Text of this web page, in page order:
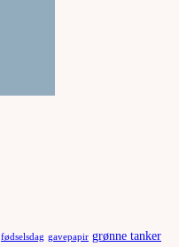
fødselsdag gavepapir grønne tanker